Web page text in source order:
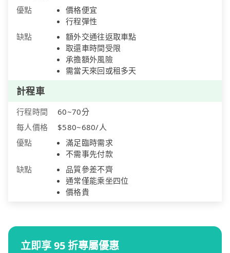
優點
價格便宜
行程彈性
缺點
額外交通往返取車點
取還車時間受限
承擔額外風險
需當天來回或租多天
計程車
行程時間
60~70分
每人價格
$580~680/人
優點
滿足臨時需求
不需事先付款
缺點
品質參差不齊
通常僅能乘坐四位
價格貴
立即享 95 折專屬優惠